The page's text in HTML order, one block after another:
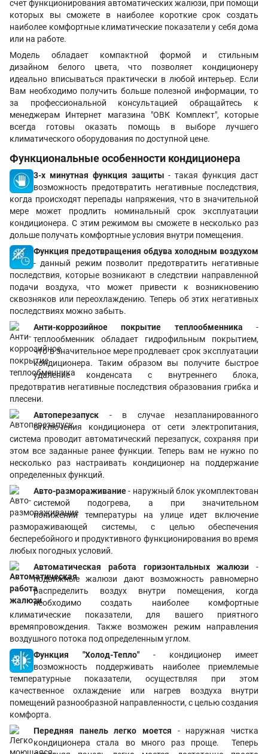
счет функционирования автоматических жалюзи, при помощи
которых вы сможете в наиболее короткие срок создать
наиболее комфортные климатические показатели у себя дома
или на работе.
Модель обладает компактной формой и стильным
дизайном белого цвета, что позволяет кондиционеру
идеально вписываться практически в любой интерьер. Если
Вам необходимо получить больше полезной информации, то
за профессиональной консультацией обращайтесь к
менеджерам Интернет магазина "ОВК Комплект", которые
всегда готовы оказать помощь в выборе лучшего
климатического оборудования по доступной цене.
Функциональные особенности кондиционера
3-х минутная функция защиты - такая функция даст
возможность предотвратить негативные последствия,
когда происходят перепады напряжения, что в значительной
мере может продлить номинальный срок эксплуатации
кондиционера. С этим режимом вы сможете в несколько раз
дольше получать комфортные условия внутри помещения.
Функция предотвращения обдува холодным воздухом
- данный режим позволит предотвратить негативные
последствия, которые возникают в следствии направленной
подачи воздуха, что может привести к возникновению
сквозняков или переохлаждению. Теперь об этих негативных
последствиях можно забыть.
Анти-коррозийное покрытие теплообменника -
теплообменник обладает гидрофильным покрытием,
что в значительное мере продлевает срок эксплуатации
кондиционера. Таким образом вы получите быстрое
удаление конденсата с внутреннего блока,
предотвратив негативные последствия образования грибка и
плесени.
Автоперезапуск - в случае незапланированного
отключения кондиционера от сети электропитания,
система проводит автоматический перезапуск, сохраняя при
этом все заданные ранее функции. Теперь вам не нужно по
несколько раз настраивать кондиционер на поддержание
определенных функций.
Авто-размораживание- наружный блок укомплектован
системой подогрева, а при значительном
понижении температуры на улице идет включение
размораживающей системы, с целью обеспечения
бесперебойного и продуктивного функционирования во время
любых погодных условий.
Автоматическая работа горизонтальных жалюзи -
подвижные жалюзи дают возможность равномерно
распределить воздух внутри помещения, когда
необходимо создать наиболее комфортные
климатические показатели, для вашего приятного
времяпровождения. Также возможен режим направления
воздушного потока под определенным углом.
Функция "Холод-Тепло" - кондиционер имеет
возможность поддерживать наиболее приемлемые
температурные показатели, осуществляя при этом
качественное охлаждение или нагрев воздуха внутри
помещений разнообразной направленности, с целью создания
комфорта.
Передняя панель легко моется - наружная чистка
кондиционера cтала во много раз проще. Теперь